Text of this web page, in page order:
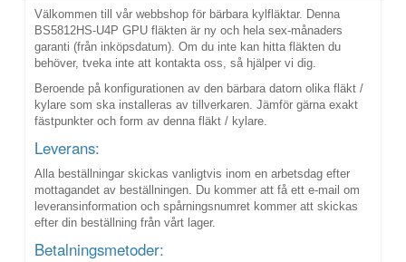
Välkommen till vår webbshop för bärbara kylfläktar. Denna
BS5812HS-U4P GPU fläkten är ny och hela sex-månaders
garanti (från inköpsdatum). Om du inte kan hitta fläkten du
behöver, tveka inte att kontakta oss, så hjälper vi dig.
Beroende på konfigurationen av den bärbara datorn olika fläkt /
kylare som ska installeras av tillverkaren. Jämför gärna exakt
fästpunkter och form av denna fläkt / kylare.
Leverans:
Alla beställningar skickas vanligtvis inom en arbetsdag efter
mottagandet av beställningen. Du kommer att få ett e-mail om
leveransinformation och spårningsnumret kommer att skickas
efter din beställning från vårt lager.
Betalningsmetoder: